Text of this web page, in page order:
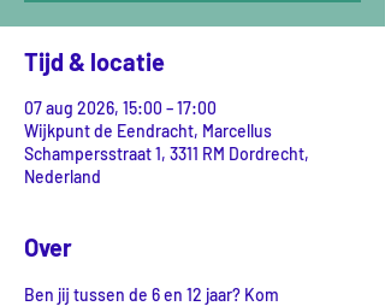
Tijd & locatie
07 aug 2026, 15:00 – 17:00
Wijkpunt de Eendracht, Marcellus
Schampersstraat 1, 3311 RM Dordrecht,
Nederland
Over
Ben jij tussen de 6 en 12 jaar? Kom